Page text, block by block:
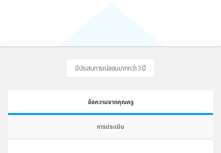
มีประสบการณ์สอนมากกว่า 3 ปี
ข้อความจากคุณครู
การประเมิน